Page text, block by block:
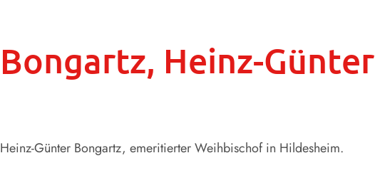
Bongartz, Heinz-Günter
Heinz-Günter Bongartz, emeritierter Weihbischof in Hildesheim.